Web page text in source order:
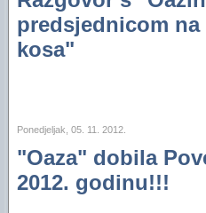
predsjednicom
kosa"
Ponedjeljak, 05. 11. 2012.
"Oaza" dobila
2012. godinu!!!